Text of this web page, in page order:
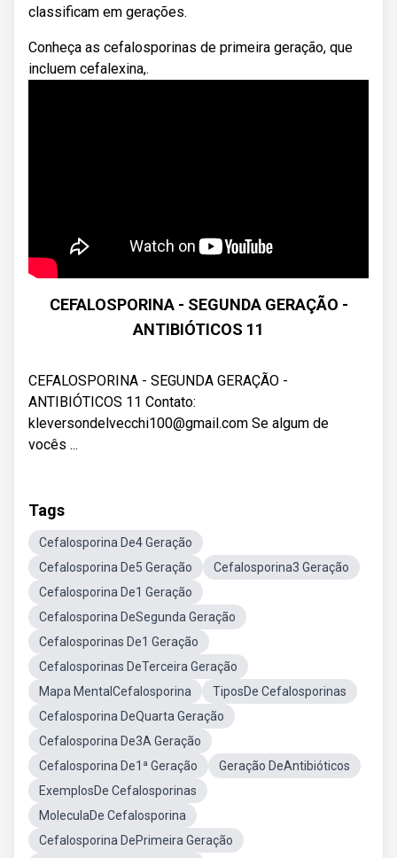
classificam em gerações.
Conheça as cefalosporinas de primeira geração, que
incluem cefalexina,.
CEFALOSPORINA - SEGUNDA GERAÇÃO -
ANTIBIÓTICOS 11
CEFALOSPORINA - SEGUNDA GERAÇÃO -
ANTIBIÓTICOS 11 Contato:
kleversondelvecchi100@gmail.com Se algum de
vocês ...
Tags
Cefalosporina De4 Geração
Cefalosporina De5 Geração
Cefalosporina3 Geração
Cefalosporina De1 Geração
Cefalosporina DeSegunda Geração
Cefalosporinas De1 Geração
Cefalosporinas DeTerceira Geração
Mapa MentalCefalosporina
TiposDe Cefalosporinas
Cefalosporina DeQuarta Geração
Cefalosporina De3A Geração
Cefalosporina De1ª Geração
Geração DeAntibióticos
ExemplosDe Cefalosporinas
MoleculaDe Cefalosporina
Cefalosporina DePrimeira Geração